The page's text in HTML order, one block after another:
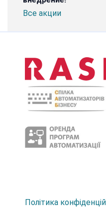
Все акции
Політика